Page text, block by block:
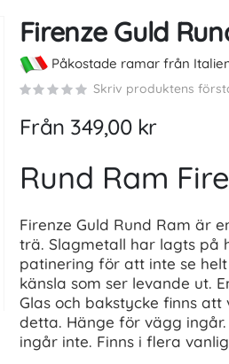
Firenze Guld
Påkostade ramar från
Skriv produktens
Från 349,00 kr
Rund Ram
Firenze Guld Rund Ram är
trä. Slagmetall har lagts på
patinering för att inte se
känsla som ser levande ut.
Glas och bakstycke finns
detta. Hänge för vägg
ingår inte. Finns i flera